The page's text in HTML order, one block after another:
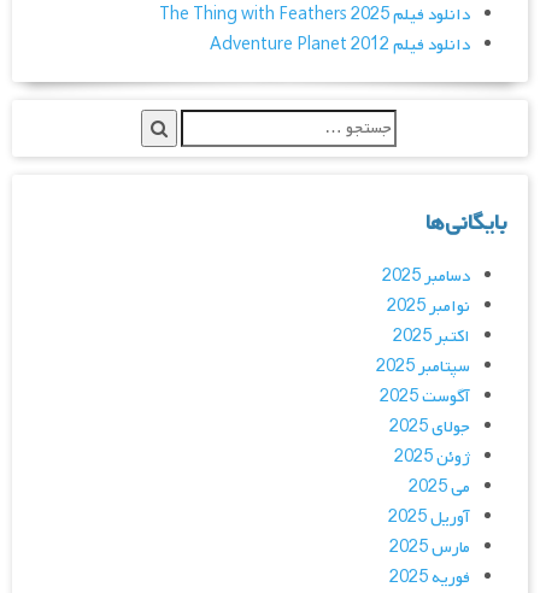
دانلود فیلم The Thing with Feathers 2025
دانلود فیلم Adventure Planet 2012
بایگانی‌ها
دسامبر 2025
نوامبر 2025
اکتبر 2025
سپتامبر 2025
آگوست 2025
جولای 2025
ژوئن 2025
می 2025
آوریل 2025
مارس 2025
فوریه 2025